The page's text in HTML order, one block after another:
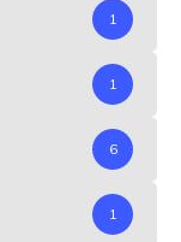
1
1
6
1